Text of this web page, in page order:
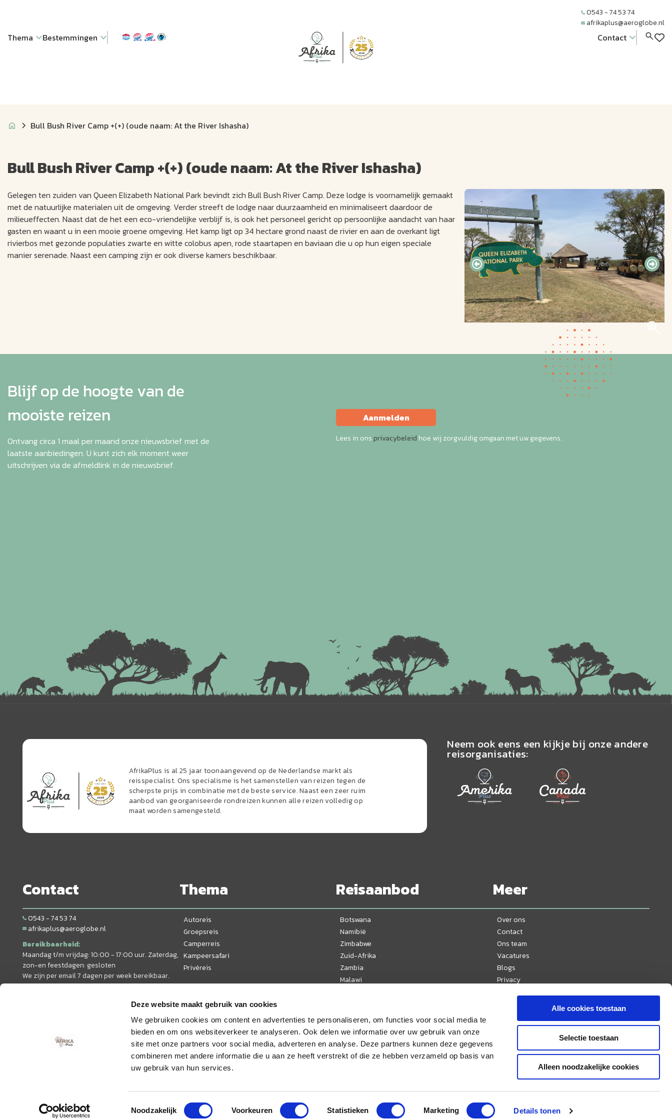
Deze website maakt gebruik van cookies
We gebruiken cookies om content en advertenties te personaliseren, om functies voor social media te
bieden en om ons websiteverkeer te analyseren. Ook delen we informatie over uw gebruik van onze
site met onze partners voor social media, adverteren en analyse. Deze partners kunnen deze gegevens
combineren met andere informatie die u aan ze heeft verstrekt of die ze hebben verzameld op basis van
uw gebruik van hun services.
Toestemmingsselectie
Noodzakelijk Voorkeuren Statistieken Marketing Details tonen
Alle cookies toestaan
Selectie toestaan
Alleen noodzakelijke cookies
Thema Bestemmingen
JUBIL EUM
0543 - 74 53 74
afrikaplus@aeroglobe.nl
Contact
Bull Bush River Camp +(+) (oude naam: At the River Ishasha)
Bull Bush River Camp +(+) (oude naam: At the River Ishasha)
Gelegen ten zuiden van Queen Elizabeth National Park bevindt zich Bull Bush River Camp. Deze lodge is voornamelijk gemaakt
met de natuurlijke materialen uit de omgeving. Verder streeft de lodge naar duurzaamheid en minimaliseert daardoor de
milieueffecten. Naast dat de het een eco-vriendelijke verblijf is, is ook het personeel gericht op persoonlijke aandacht van haar
gasten en waant u in een mooie groene omgeving. Het kamp ligt op 34 hectare grond naast de rivier en aan de overkant ligt
rivierbos met gezonde populaties zwarte en witte colobus apen, rode staartapen en baviaan die u op hun eigen speciale
manier serenade. Naast een camping zijn er ook diverse kamers beschikbaar.
Blijf op de hoogte van de
mooiste reizen
Ontvang circa 1 maal per maand onze nieuwsbrief met de
laatste aanbiedingen. U kunt zich elk moment weer
uitschrijven via de afmeldlink in de nieuwsbrief.
Aanmelden
Lees in ons privacybeleid hoe wij zorgvuldig omgaan met uw gegevens.
AfrikaPlus is al 25 jaar toonaangevend op de Nederlandse markt als
reisspecialist. Ons specialisme is het samenstellen van reizen tegen de
scherpste prijs in combinatie met de beste service. Naast een zeer ruim
aanbod van georganiseerde rondreizen kunnen alle reizen volledig op
maat worden samengesteld.
Neem ook eens een kijkje bij onze andere
reisorganisaties:
Contact
0543 - 74 53 74
afrikaplus@aeroglobe.nl
Bereikbaarheid:
Maandag t/m vrijdag: 10:00 - 17:00 uur. Zaterdag,
zon-en feestdagen: gesloten
We zijn per email 7 dagen per week bereikbaar.
Thema
Autoreis
Groepsreis
Camperreis
Kampeersafari
Privéreis
Reisaanbod
Botswana
Namibië
Zimbabwe
Zuid-Afrika
Zambia
Malawi
Oeganda
Mozambique
Meer
Over ons
Contact
Ons team
Vacatures
Blogs
Privacy
Ervaringen
Sitemap
© 2026 AfrikaPlus Aangesloten bij & lid van: